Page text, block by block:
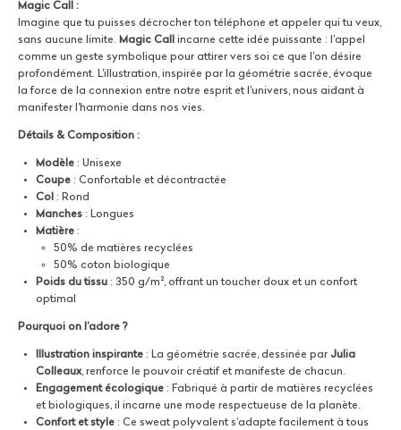
Magic Call :
Imagine que tu puisses décrocher ton téléphone et appeler qui tu veux,
sans aucune limite. Magic Call
incarne cette idée puissante : l'appel
comme un geste symbolique pour attirer vers soi ce que l'on désire
profondément. L'illustration, inspirée par la géométrie sacrée, évoque
la force de la connexion entre notre esprit et l'univers, nous aidant à
manifester l'harmonie dans nos vies.
Détails & Composition :
Modèle : Unisexe
Coupe : Confortable et décontractée
Col : Rond
Manches : Longues
Matière :
50% de matières recyclées
50% coton biologique
Poids du tissu : 350 g/m², offrant un toucher doux et un confort
optimal
Pourquoi on l’adore ?
Illustration inspirante : La géométrie sacrée, dessinée par Julia
Colleaux, renforce le pouvoir créatif et manifeste de chacun.
Engagement écologique : Fabriqué à partir de matières recyclées
et biologiques, il incarne une mode respectueuse de la planète.
Confort et style : Ce sweat polyvalent s'adapte facilement à tous